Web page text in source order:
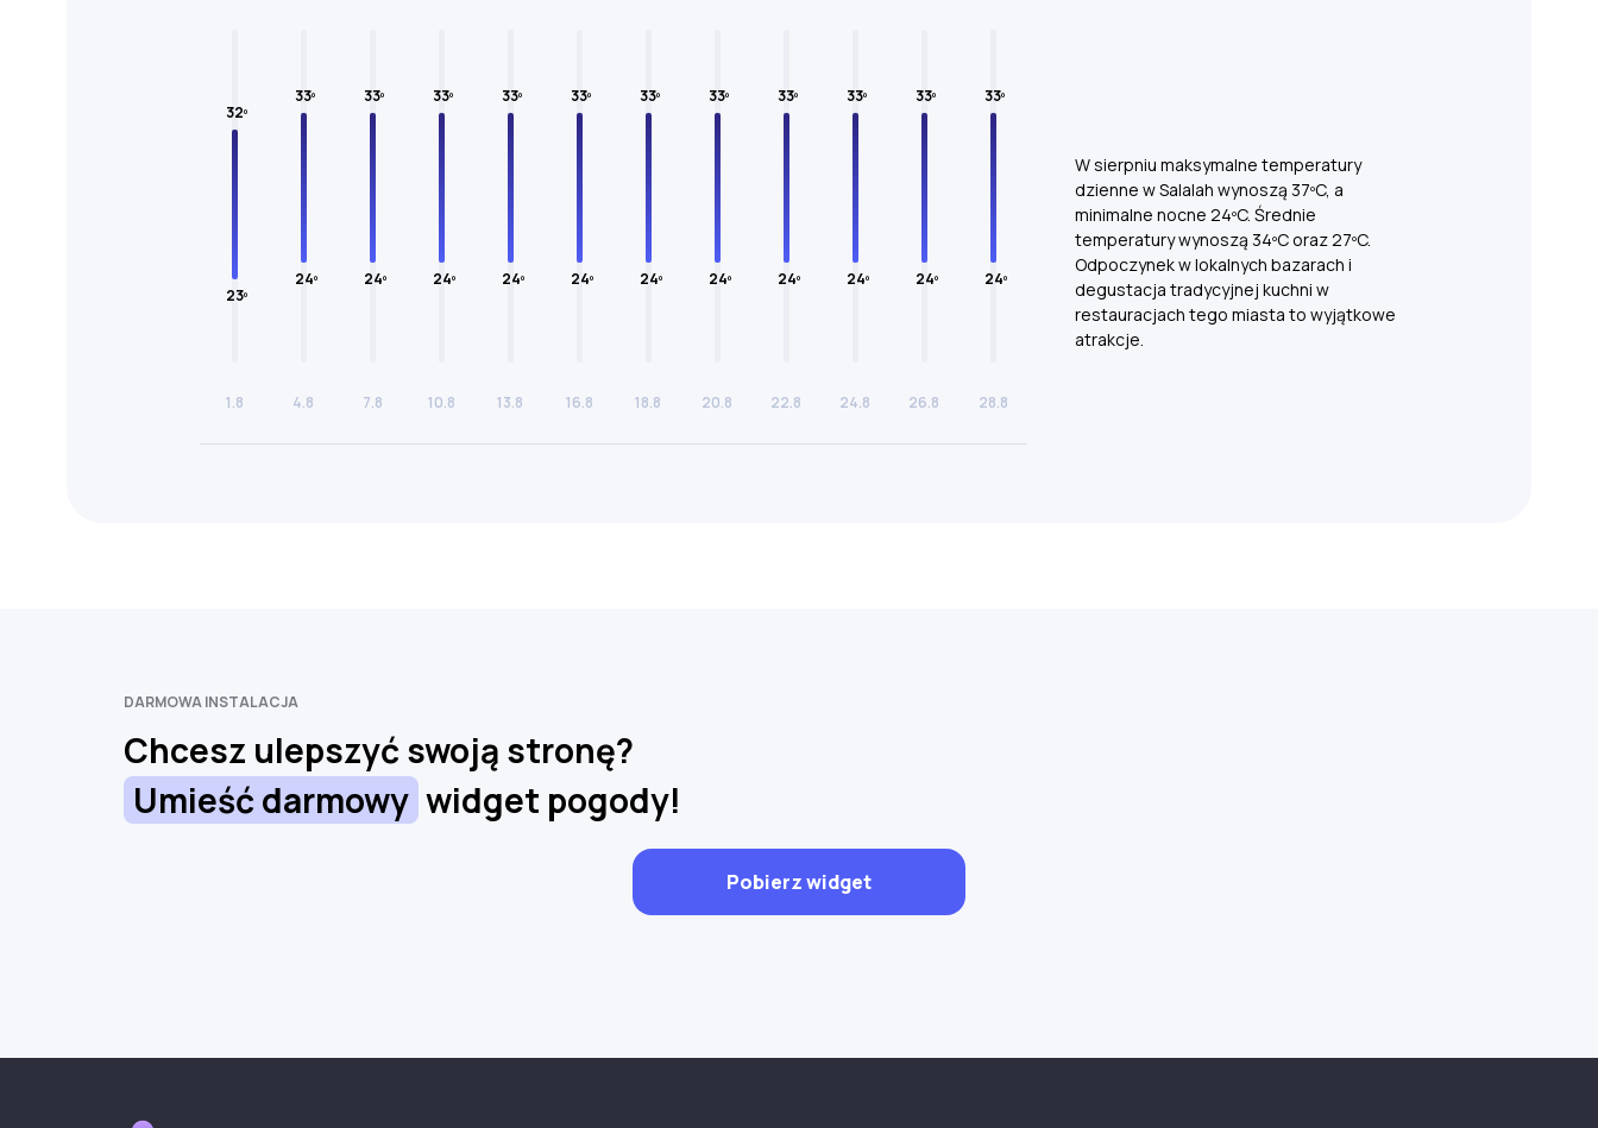
23º
32º
1.8
24º
33º
4.8
24º
33º
7.8
24º
33º
10.8
24º
33º
13.8
24º
33º
16.8
24º
33º
18.8
24º
33º
20.8
24º
33º
22.8
24º
33º
24.8
24º
33º
26.8
24º
33º
28.8
W sierpniu maksymalne temperatury
dzienne w Salalah wynoszą 37ºC, a
minimalne nocne 24ºC. Średnie
temperatury wynoszą 34ºC oraz 27ºC.
Odpoczynek w lokalnych bazarach i
degustacja tradycyjnej kuchni w
restauracjach tego miasta to wyjątkowe
atrakcje.
DARMOWA INSTALACJA
Chcesz ulepszyć swoją stronę?
Umieść darmowy widget pogody!
Pobierz widget